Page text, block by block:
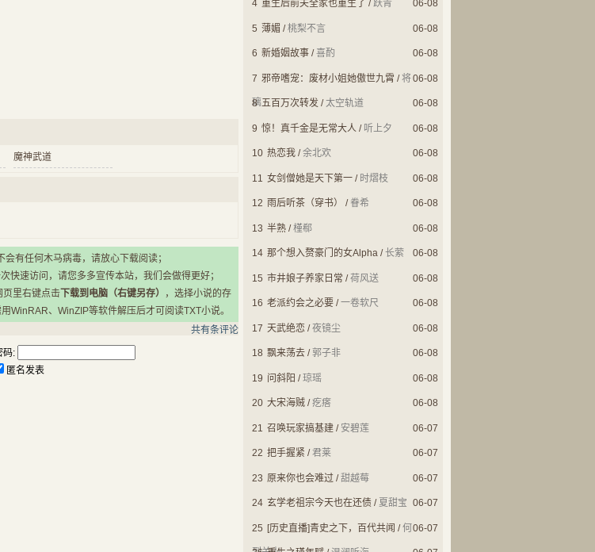
魔神武道
有任何木马病毒，请放心下载阅读；
快速访问，请您多多宣传本站，我们会做得更好；
页里右键点击 下载到电脑（右键另存）
，选择小说的存
WinRAR、WinZIP等软件解压后才可阅读TXT小说。
共有条评论
码:
匿名发表
06-08
4 重生后前夫全家也重生了 /跃青
06-08
5 薄媚 /桃梨不言
06-08
6 新婚姻故事 /喜酌
06-08
7 邪帝嗜宠：废材小姐她傲世九霄 /将
璃 06-08
8 五百万次转发 /太空轨道
06-08
9 惊！真千金是无常大人 / 听上夕
06-08
10 热恋我 /余北欢
06-08
11 女剑僧她是天下第一 / 时熠枝
06-08
12 雨后听茶（穿书） / 眷希
06-08
13 半熟 /槿郗
06-08
14 那个想入赘豪门的女Alpha /长萦
06-08
15 市井娘子养家日常 /荷风送
06-08
16 老派约会之必要 /一卷软尺
06-08
17 天武绝恋 /夜镜尘
06-08
18 飘来荡去 /郭子非
06-08
19 问斜阳 /琼瑶
06-08
20 大宋海贼 /疙瘩
06-07
21 召唤玩家搞基建 / 安碧莲
06-07
22 把手握紧 /君莱
06-07
23 原来你也会难过 /甜越莓
06-07
24 玄学老祖宗今天也在还债 / 夏甜宝
06-07
25 [历史直播]青史之下，百代共闻 /何